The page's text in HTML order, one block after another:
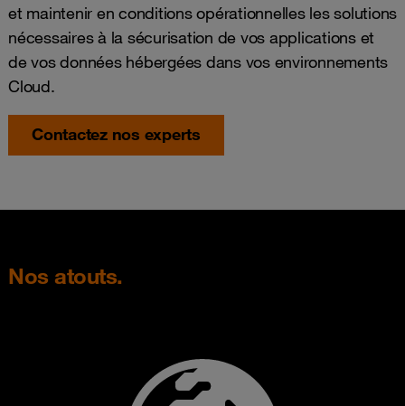
et maintenir en conditions opérationnelles les solutions
nécessaires à la sécurisation de vos applications et
de vos données hébergées dans vos environnements
Cloud.
Contactez nos experts
Nos atouts.